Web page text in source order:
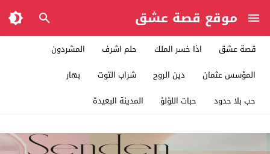
موقع قصة عشق
قصة عشق اذا خسر الملك حلم اشرف
المشردون
المؤسس عثمان
دين الروح شراب التوت
بهار
حب بلا حدود
حبات اللؤلؤ المدينة البعيدة